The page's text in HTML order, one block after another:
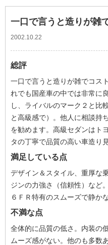
一口で言うと造りが雑
2002.10.22
総評
一口で言うと造りが雑でコス
れでも国産車の中では非常に
し、ライバルのマーク２と比
と高級感で）。他人に相談持
を勧めます。高級セダンはト
タの丁寧で品質の高い車造り
満足している点
デザイン＆スタイル、重厚な
ジンの力強さ（信頼性）など
６ＦＲ特有のスムーズで静か
不満な点
全体的に品質の低さ。内装の
ムーズ感がない。他のも多数